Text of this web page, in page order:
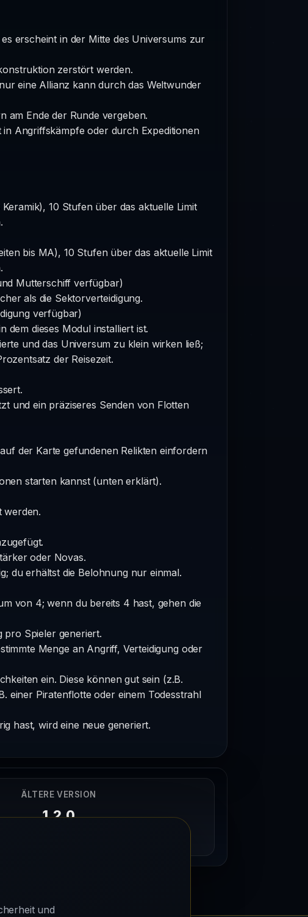
erscheint in der Mitte des Universums zur
zerstört werden.
eine Allianz kann durch das Weltwunder
am Ende der Runde vergeben.
Angriffskämpfe oder durch Expeditionen
10 Stufen über das aktuelle Limit
bis MA), 10 Stufen über das aktuelle Limit
Mutterschiff verfügbar)
als die Sektorverteidigung.
verfügbar)
dem dieses Modul installiert ist.
und das Universum zu klein wirken ließ;
der Reisezeit.
und ein präziseres Senden von Flotten
der Karte gefundenen Relikten einfordern
starten kannst (unten erklärt).
werden.
oder Novas.
du erhältst die Belohnung nur einmal.
von 4; wenn du bereits 4 hast, gehen die
pro Spieler generiert.
Menge an Angriff, Verteidigung oder
ein. Diese können gut sein (z.B.
einer Piratenflotte oder einem Todesstrahl
hast, wird eine neue generiert.
ÄLTERE VERSION
1.2.0
und